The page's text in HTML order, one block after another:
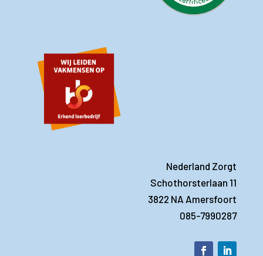
Nederland Zorgt
Schothorsterlaan 11
3822 NA Amersfoort
085-7990287